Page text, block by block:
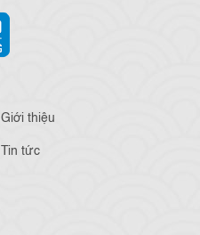
Giới thiệu
Tin tức